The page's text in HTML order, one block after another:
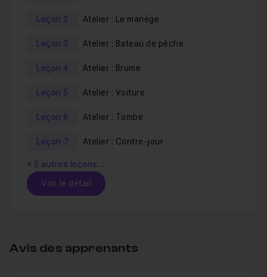
Leçon 2 Atelier : Le manège
Leçon 3 Atelier : Bateau de pêche
Leçon 4 Atelier : Brume
Leçon 5 Atelier : Voiture
Leçon 6 Atelier : Tombe
Leçon 7 Atelier : Contre-jour
+ 5 autres leçons…
Voir le détail
Avis des apprenants